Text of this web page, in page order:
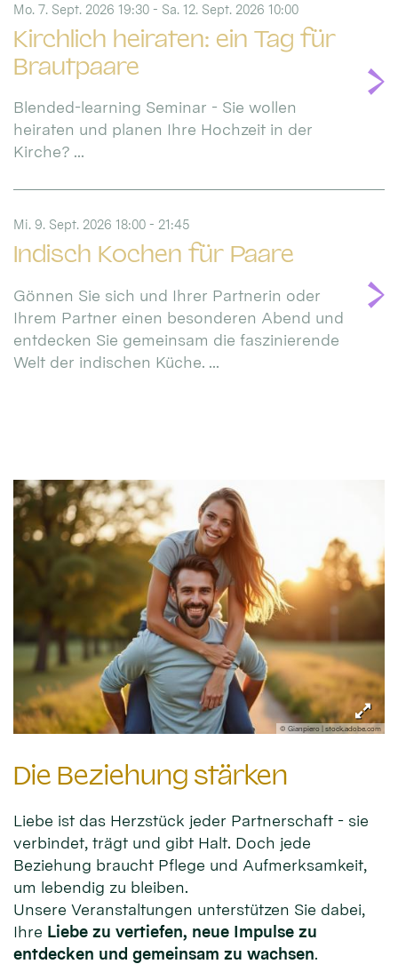
Kirchlich heiraten: ein Tag für
Brautpaare
Mo. 7. Sept. 2026 19:30 - Sa. 12. Sept. 2026 10:00
Blended-learning Seminar - Sie wollen
heiraten und planen Ihre Hochzeit in der
Kirche? ...
Indisch Kochen für Paare
Mi. 9. Sept. 2026 18:00 - 21:45
Gönnen Sie sich und Ihrer Partnerin oder
Ihrem Partner einen besonderen Abend und
entdecken Sie gemeinsam die faszinierende
Welt der indischen Küche. ...
© Gianpiero | stock.adobe.com
Die Beziehung stärken
Liebe ist das Herzstück jeder Partnerschaft - sie
verbindet, trägt und gibt Halt. Doch jede
Beziehung braucht Pflege und Aufmerksamkeit,
um lebendig zu bleiben.
Unsere Veranstaltungen unterstützen Sie dabei,
Ihre Liebe zu vertiefen, neue Impulse zu
entdecken und gemeinsam zu wachsen.